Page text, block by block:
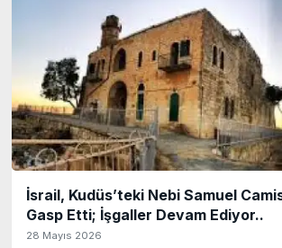
İsrail, Kudüs’teki Nebi Samuel
Gasp Etti; İşgaller Devam Ediyor..
28 Mayıs 2026